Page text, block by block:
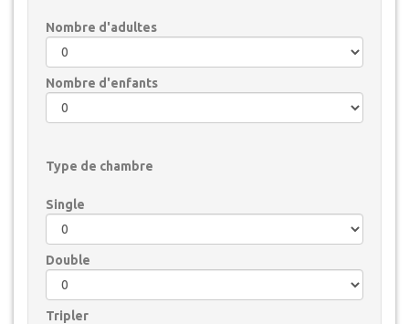
Nombre d'adultes
Nombre d'enfants
Type de chambre
Single
Double
Tripler